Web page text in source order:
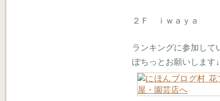
２Ｆ ｉｗａｙａ
ランキングに参加して
ぽちっとお願いします↓